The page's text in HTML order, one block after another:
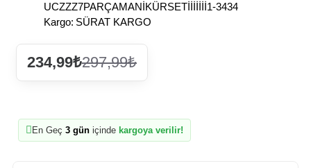
UCZZZ7PARÇAMANİKÜRSETİİİİİİİ1-3434
Kargo: SÜRAT KARGO
234,99₺297,99₺
En Geç 3 gün içinde kargoya verilir!